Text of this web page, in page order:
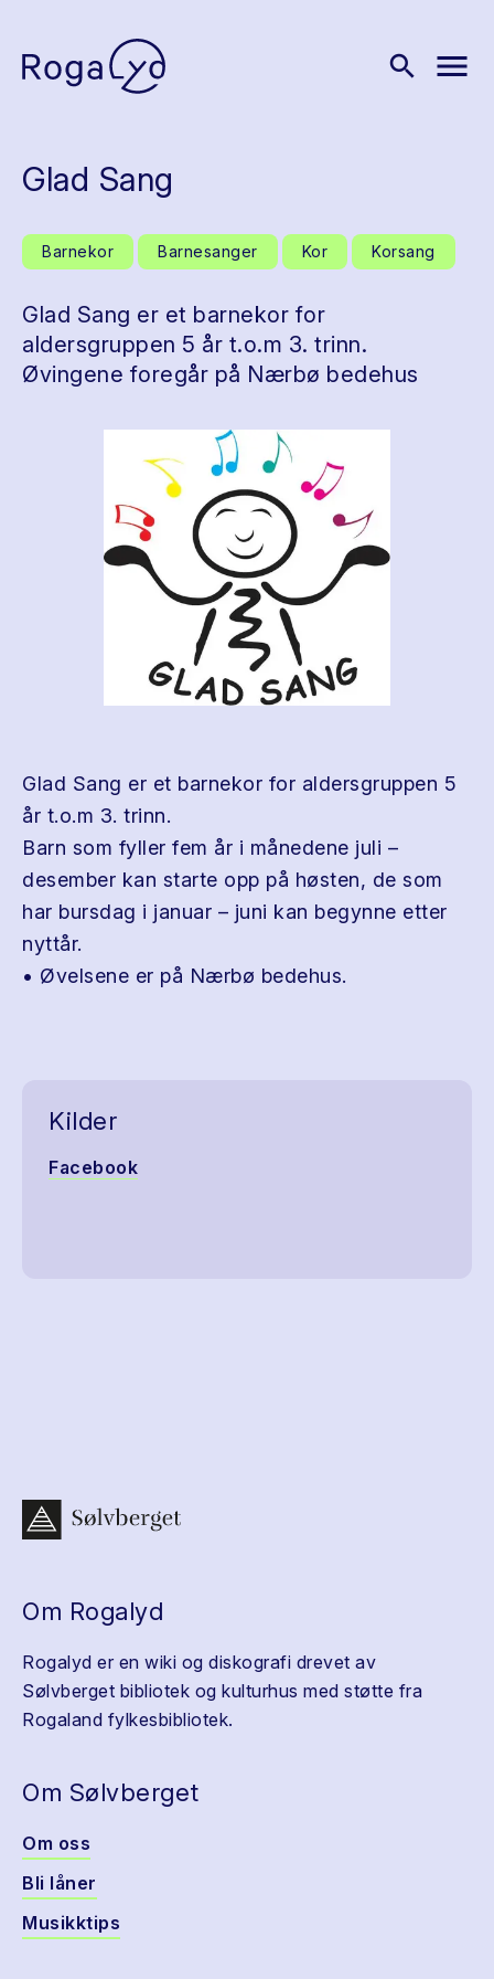
search menu
Glad Sang
Barnekor Barnesanger Kor Korsang
Glad Sang er et barnekor for
aldersgruppen 5 år t.o.m 3. trinn.
Øvingene foregår på Nærbø bedehus
Glad Sang er et barnekor for aldersgruppen 5
år t.o.m 3. trinn.
Barn som fyller fem år i månedene juli –
desember kan starte opp på høsten, de som
har bursdag i januar – juni kan begynne etter
nyttår.
• Øvelsene er på Nærbø bedehus.
Kilder
Facebook
Om Rogalyd
Rogalyd er en wiki og diskografi drevet av
Sølvberget bibliotek og kulturhus med støtte fra
Rogaland fylkesbibliotek.
Om Sølvberget
Om oss
Bli låner
Musikktips